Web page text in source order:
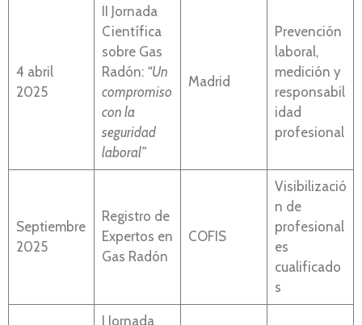
4 abril
2025
II Jornada
Científica
sobre Gas
Radón: “Un
compromiso
con la
seguridad
laboral”
Madrid
Prevención
laboral,
medición y
responsabil
idad
profesional
Septiembre
2025
Registro de
Expertos en
Gas Radón
COFIS
Visibilizació
n de
profesional
es
cualificado
s
I Jornada